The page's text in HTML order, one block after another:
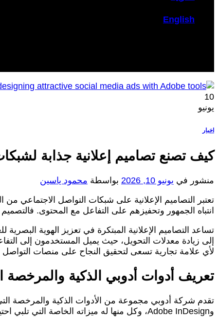
English
10
يونيو
اخبار
كيف تصنع تصاميم إعلانية جذابة
منشور في يونيو 10, 2026 بواسطة محمود ياسين
تعتبر التصاميم الإعلانية على شبكات التواصل الاجتماعي من
انتباه الجمهور وتحفيزهم على التفاعل مع المحتوى.
تساعد التصاميم الإعلانية المبتكرة في تعزيز الهوية
إلى زيادة معدلات التحويل، حيث يميل المستخدمون إلى
لأي علامة تجارية تسعى لتحقيق النجاح على منصات التواصل
تعريف أدوات أدوبي الذكية
وAdobe InDesign، وكل منها له ميزاته الخاصة التي تلبي احتياجات المصممين.